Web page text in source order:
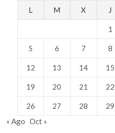
L M X J
1
5 6 7 8
12 13 14 15
19 20 21 22
26 27 28 29
« Ago Oct »